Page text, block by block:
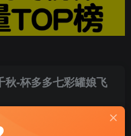
秋-杯多多七彩罐娘飞